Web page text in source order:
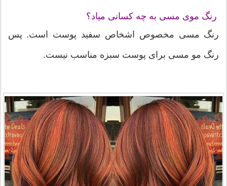
رنگ موی مسی به چه کسانی میاد؟
رنگ مسی مخصوص اشخاص سفید پوست است. پس
رنگ مو مسی برای پوست سبزه مناسب نیست.